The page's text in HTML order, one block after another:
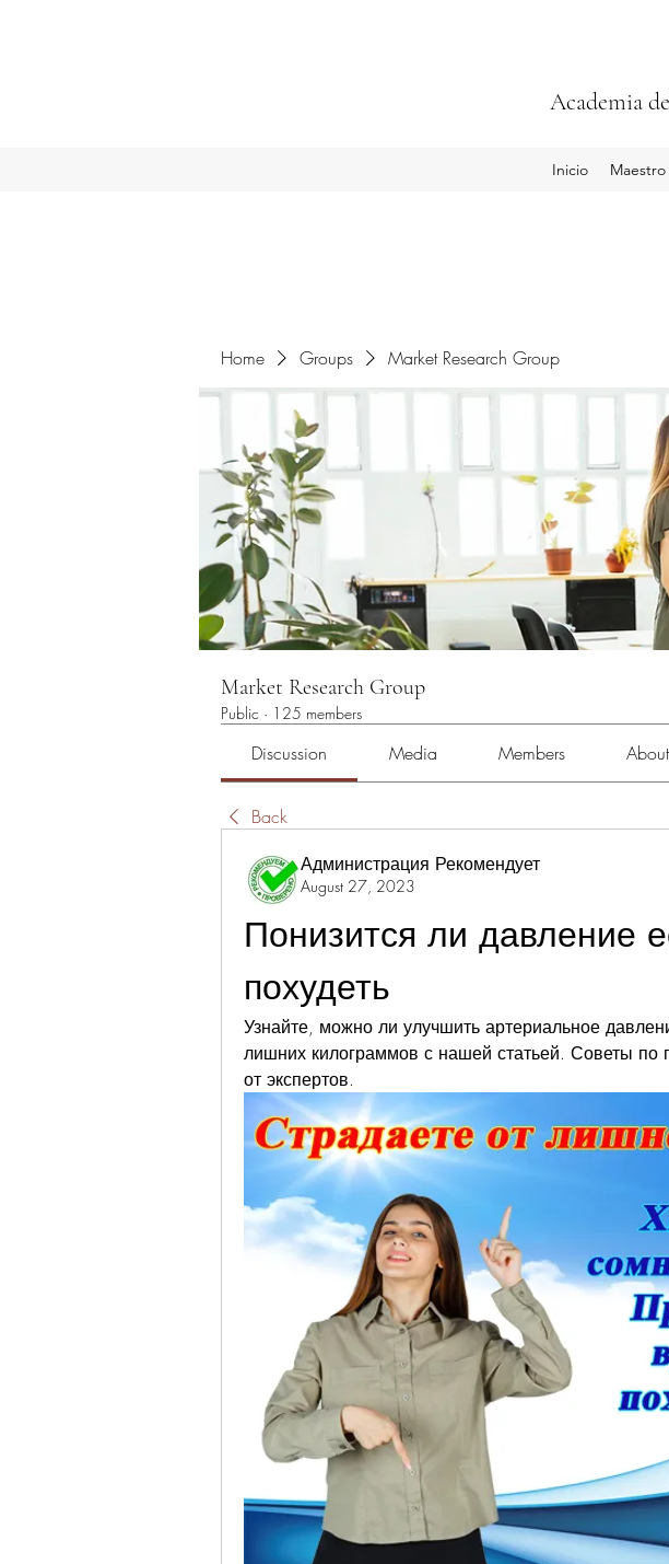
Academia
Inicio
Home Groups Market Research Group
Market Research Group
Public · 125 members
Discussion Media Members About
Back
Администрация Рекомендует
August 27, 2023
Понизится ли давление
похудеть
Узнайте, можно ли улучшить артериальное
лишних килограммов с нашей статьей. Советы по
от экспертов.